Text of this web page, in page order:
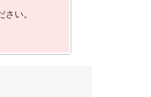
さい。